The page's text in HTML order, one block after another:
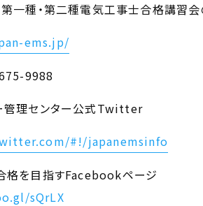
第一種・第二種電気工事士合格講習
ems.jp/
9988
管理センター公式Twitter
#!/japanemsinfo
格を目指すFacebookページ
sQrLX